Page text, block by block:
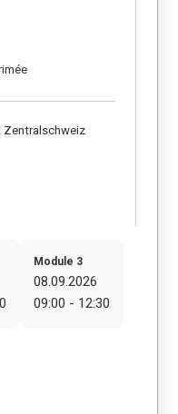
Zentralschweiz
Module 3
08.09.2026
09:00 - 12:30